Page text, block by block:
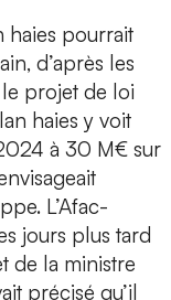
haies pourrait
d’après les
projet de loi
haies y voit
à 30 M€ sur
L’Afac-
jours plus tard
de la ministre
précisé qu’il